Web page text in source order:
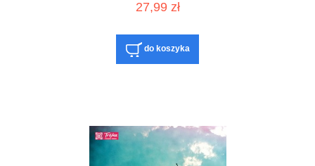
27,99 zł
do koszyka